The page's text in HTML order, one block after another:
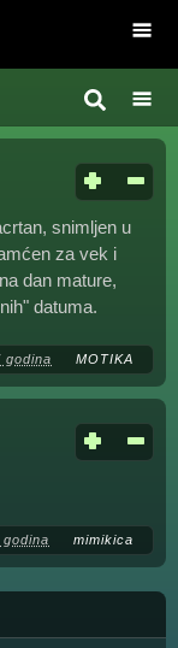
snimljen u
za vek i
dan mature,
datuma.
godina MOTIKA
mimikica